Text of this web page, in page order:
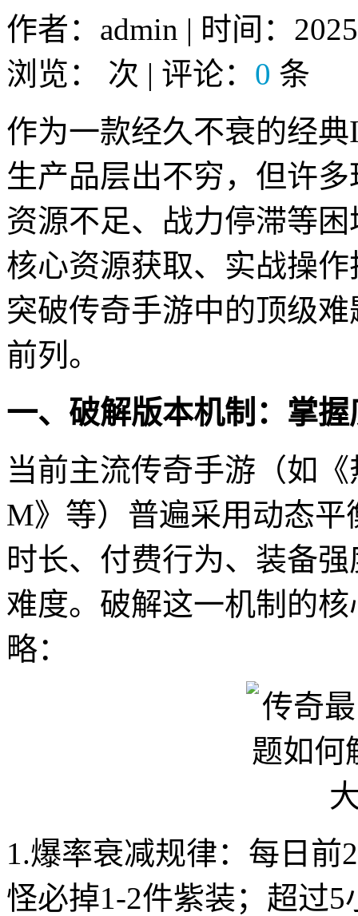
作者：admin | 时间：
浏览：
次 | 评论： 0 条
作为一款经久不衰的经
生产品层出不穷，但许
资源不足、战力停滞等
核心资源获取、实战操
突破传奇手游中的顶级
前列。
一、破解版本机制：掌
当前主流传奇手游（如
M》等）普遍采用动态
时长、付费行为、装备
难度。破解这一机制的
略：
1.爆率衰减规律：每日
怪必掉1-2件紫装；超过